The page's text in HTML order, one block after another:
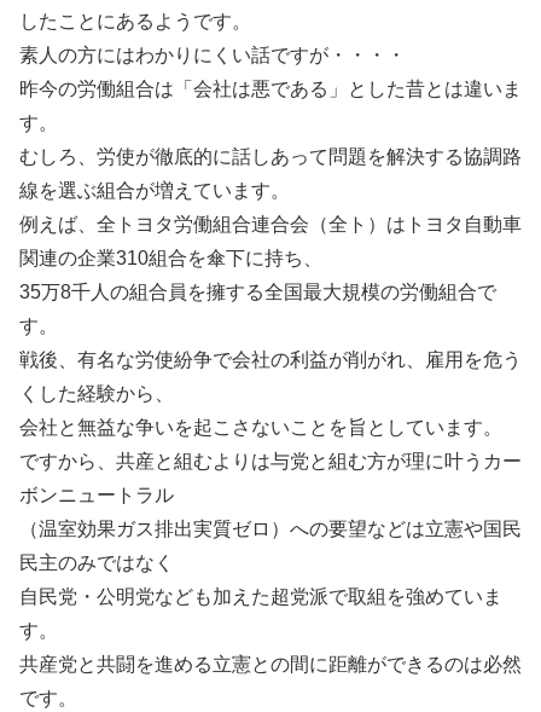
したことにあるようです。
素人の方にはわかりにくい話ですが・・・・
昨今の労働組合は「会社は悪である」とした昔とは違いま
す。
むしろ、労使が徹底的に話しあって問題を解決する協調路
線を選ぶ組合が増えています。
例えば、全トヨタ労働組合連合会（全ト）はトヨタ自動車
関連の企業310組合を傘下に持ち、
35万8千人の組合員を擁する全国最大規模の労働組合で
す。
戦後、有名な労使紛争で会社の利益が削がれ、雇用を危う
くした経験から、
会社と無益な争いを起こさないことを旨としています。
ですから、共産と組むよりは与党と組む方が理に叶うカー
ボンニュートラル
（温室効果ガス排出実質ゼロ）への要望などは立憲や国民
民主のみではなく
自民党・公明党なども加えた超党派で取組を強めていま
す。
共産党と共闘を進める立憲との間に距離ができるのは必然
です。